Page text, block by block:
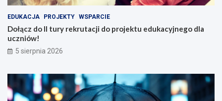
EDUKACJA PROJEKTY WSPARCIE
Dołącz do II tury rekrutacji do projektu edukacyjnego dla
uczniów!
5 sierpnia 2026